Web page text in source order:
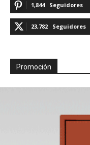
1,844 Seguidores
23,782 Seguidores
Promoción